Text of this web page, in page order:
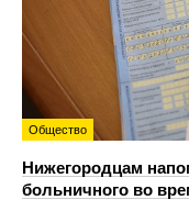
Общество
Нижегородцам
больничного во